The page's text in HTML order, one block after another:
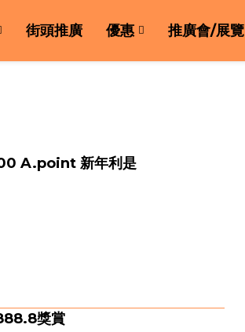
街頭推廣 優惠 推廣會/展覽
A.point 新年利是
獎賞